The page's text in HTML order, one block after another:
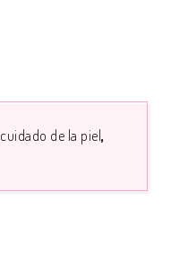
cuidado de la piel